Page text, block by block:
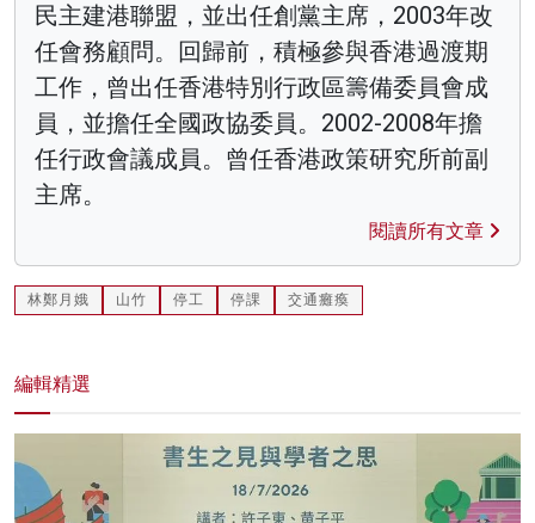
民主建港聯盟，並出任創黨主席，2003年改
任會務顧問。回歸前，積極參與香港過渡期
工作，曾出任香港特別行政區籌備委員會成
員，並擔任全國政協委員。2002-2008年擔
任行政會議成員。曾任香港政策研究所前副
主席。
閱讀所有文章
林鄭月娥 山竹 停工 停課 交通癱瘓
編輯精選